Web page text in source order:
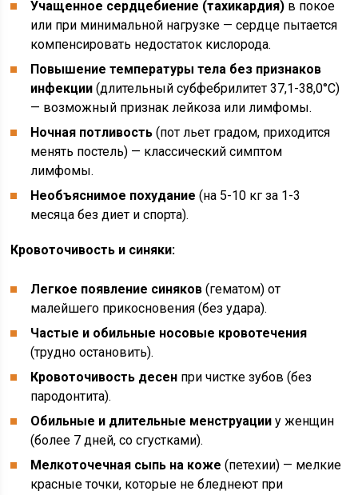
Учащенное сердцебиение (тахикардия) в покое
или при минимальной нагрузке — сердце пытается
компенсировать недостаток кислорода.
Повышение температуры тела без признаков
инфекции (длительный субфебрилитет 37,1-38,0°C)
— возможный признак лейкоза или лимфомы.
Ночная потливость (пот льет градом, приходится
менять постель) — классический симптом
лимфомы.
Необъяснимое похудание (на 5-10 кг за 1-3
месяца без диет и спорта).
Кровоточивость и синяки:
Легкое появление синяков (гематом) от
малейшего прикосновения (без удара).
Частые и обильные носовые кровотечения
(трудно остановить).
Кровоточивость десен при чистке зубов (без
пародонтита).
Обильные и длительные менструации у женщин
(более 7 дней, со сгустками).
Мелкоточечная сыпь на коже (петехии) — мелкие
красные точки, которые не бледнеют при